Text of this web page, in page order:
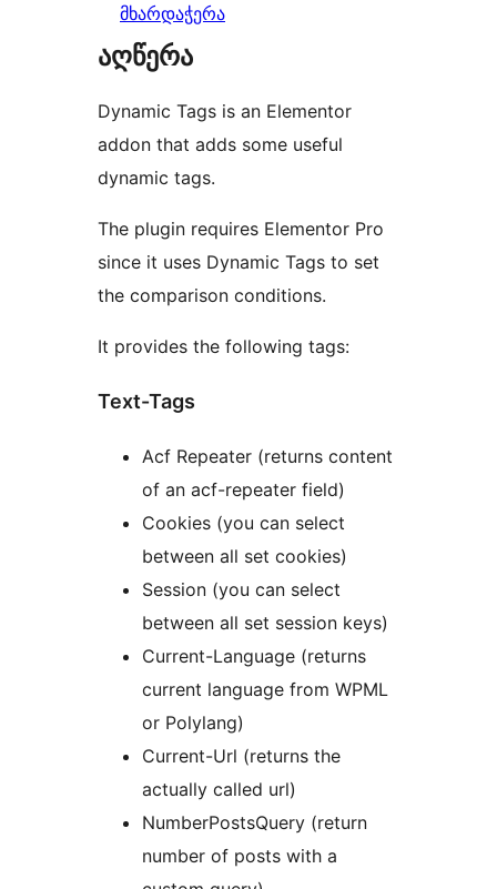
მხარდაჭერა
აღწერა
Dynamic Tags is an Elementor
addon that adds some useful
dynamic tags.
The plugin requires Elementor Pro
since it uses Dynamic Tags to set
the comparison conditions.
It provides the following tags:
Text-Tags
Acf Repeater (returns content
of an acf-repeater field)
Cookies (you can select
between all set cookies)
Session (you can select
between all set session keys)
Current-Language (returns
current language from WPML
or Polylang)
Current-Url (returns the
actually called url)
NumberPostsQuery (return
number of posts with a